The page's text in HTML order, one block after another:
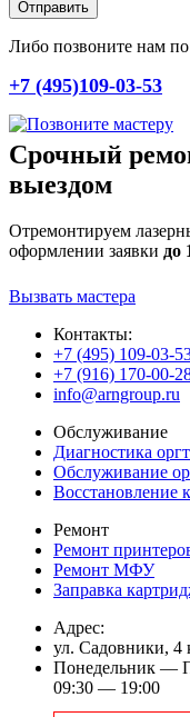
Отправить
Либо позвоните нам
+7 (495)109-03-53
Срочный
выездом
Отремонтируем
оформлении заявки до
Вызвать мастера
Контакты:
+7 (495) 109-03-
+7 (916) 170-00-
info@arngroup.ru
Обслуживание
Диагностика
Обслуживание
Восстановление
Ремонт
Ремонт
Ремонт МФУ
Заправка
Адрес:
ул. Садовники, 4
Понедельник —
09:30 — 19:00